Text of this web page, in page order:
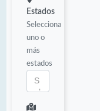
Estados
Selecciona
uno o
más
estados